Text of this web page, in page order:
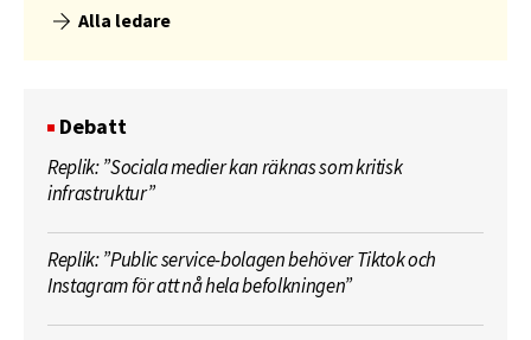
Alla ledare
Debatt
Replik: ”Sociala medier kan räknas som kritisk
infrastruktur”
Replik: ”Public service-bolagen behöver Tiktok och
Instagram för att nå hela befolkningen”